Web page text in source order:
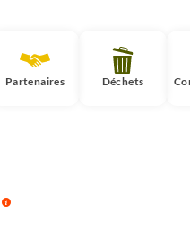
Partenaires Déchets